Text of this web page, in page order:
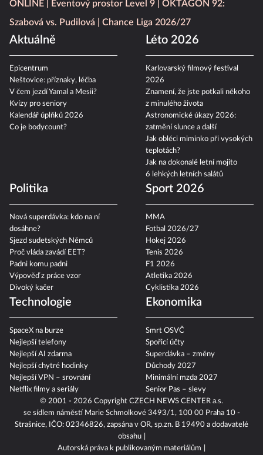
© 2001 - 2026 Copyright CZECH NEWS CENTER a.s.
se sídlem náměstí Marie Schmolkové 3493/1, 100 00 Praha 10 -
Strašnice, IČO: 02346826, zapsána v OR, sp.zn. B 19490 a dodavatelé
obsahu
Autorská práva k publikovaným materiálům
ONLINE
Eventový prostor Level 9
OKTAGON 92:
Szabová vs. Pudilová
Chance Liga 2026/27
Aktuálně
Epicentrum
Neštovice: příznaky, léčba
V čem jezdí Yamal a Mesii?
Kvízy pro seniory
Kalendář úplňků 2026
Co je bodycount?
Léto 2026
Karlovarský filmový festival
2026
Znamení, že jste potkali někoho
z minulého života
Astronomické úkazy 2026:
zatmění slunce a další
Jak obléci miminko při vysokých
teplotách?
Jak na dokonalé letní mojito
6 lehkých letních salátů
Politika
Nová superdávka: kdo na ní
dosáhne?
Sjezd sudetských Němců
Proč vláda zavádí EET?
Padni komu padni
Výpověď z práce vzor
Divoký kačer
Sport 2026
MMA
Fotbal 2026/27
Hokej 2026
Tenis 2026
F1 2026
Atletika 2026
Cyklistika 2026
Technologie
SpaceX na burze
Nejlepší telefony
Nejlepší AI zdarma
Nejlepší chytré hodinky
Nejlepší VPN – srovnání
Netflix filmy a seriály
Ekonomika
Smrt OSVČ
Spořicí účty
Superdávka – změny
Důchody 2027
Minimální mzda 2027
Senior Pas – slevy